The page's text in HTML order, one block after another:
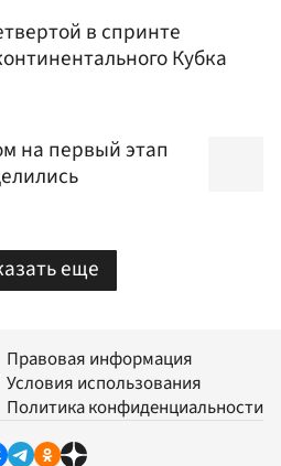
в спринте
Кубка
на первый этап
еще
Правовая информация
Условия использования
Политика конфиденциальности